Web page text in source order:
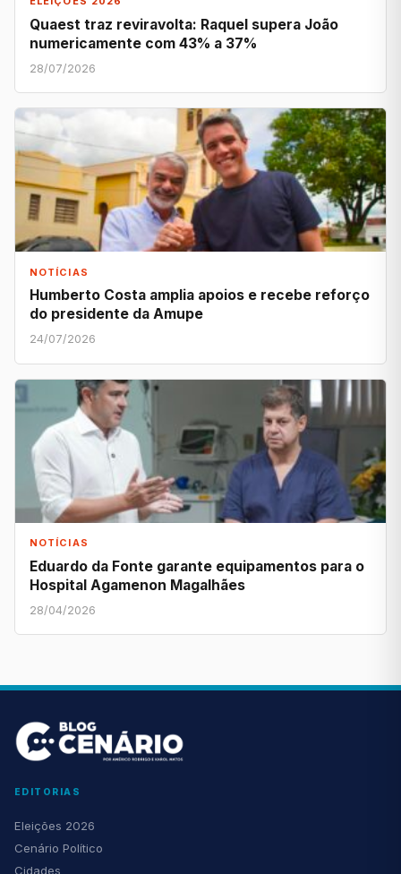
Quaest traz reviravolta: Raquel supera João
numericamente com 43% a 37%
28/07/2026
NOTÍCIAS
Humberto Costa amplia apoios e recebe reforço
do presidente da Amupe
24/07/2026
NOTÍCIAS
Eduardo da Fonte garante equipamentos para o
Hospital Agamenon Magalhães
28/04/2026
EDITORIAS
Eleições 2026
Cenário Político
Cidades